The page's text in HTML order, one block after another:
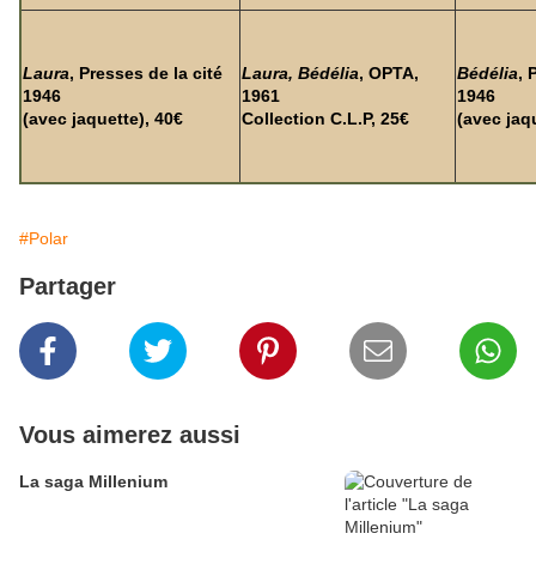
Laura, Presses de la cité
1946
(avec jaquette), 40€
Laura, Bédélia, OPTA,
1961
Collection C.L.P, 25€
Bédélia,
1946
(avec
#Polar
Partager
Vous aimerez aussi
La saga Millenium